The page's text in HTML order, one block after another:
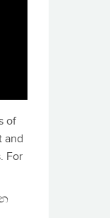
of
and
For